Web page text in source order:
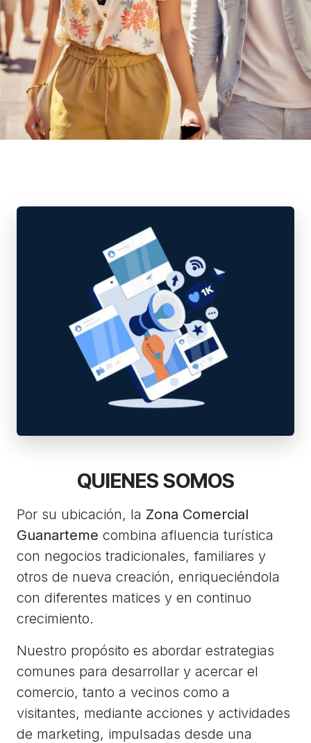
QUIENES SOMOS
Por su ubicación, la Zona Comercial
Guanarteme combina afluencia turística
con negocios tradicionales, familiares y
otros de nueva creación, enriqueciéndola
con diferentes matices y en continuo
crecimiento.
Nuestro propósito es abordar estrategias
comunes para desarrollar y acercar el
comercio, tanto a vecinos como a
visitantes, mediante acciones y actividades
de marketing, impulsadas desde una